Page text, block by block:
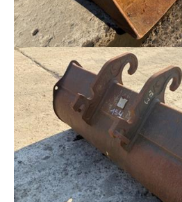
RECHEN
HYDRAULIKHAMMER
HOLZZANGE
HECKAUFREISSER
ADAPTER